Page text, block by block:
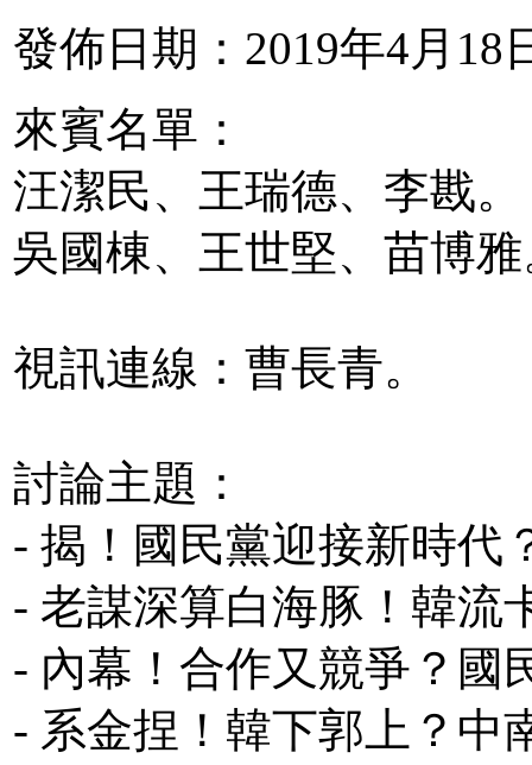
發佈日期：2019年4月18
來賓名單：
汪潔民、王瑞德、李戡。
吳國棟、王世堅、苗博
視訊連線：曹長青。
討論主題：
- 揭！國民黨迎接新時代
- 老謀深算白海豚！韓流
- 內幕！合作又競爭？國
- 系金捏！韓下郭上？中